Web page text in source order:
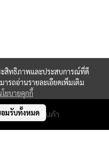
สั่งซื้อสินค้า
ะสิทธิภาพและประสบการณ์ที่ดี
ารถอ่านรายละเอียดเพิ่มเติม
ยบายคุกกี้
มรับทั้งหมด